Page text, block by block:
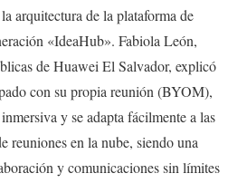
arquitectura de la plataforma de
«IdeaHub». Fabiola León,
de Huawei El Salvador, explicó
con su propia reunión (BYOM),
y se adapta fácilmente a las
reuniones en la nube, siendo una
y comunicaciones sin límites